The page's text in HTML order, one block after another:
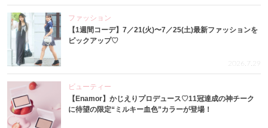
ファッション
【1週間コーデ】7／21(火)〜7／25(土)最新ファッションを
ピックアップ♡
2026.7.29
ビューティー
【Enamor】かじえりプロデュース♡11冠達成の神チーク
に待望の限定“ミルキー血色”カラーが登場！